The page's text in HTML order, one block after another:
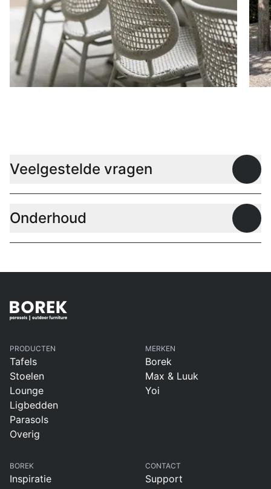
Veelgestelde vragen
Onderhoud
PRODUCTEN
Tafels
Stoelen
Lounge
Ligbedden
Parasols
Overig
MERKEN
Borek
Max & Luuk
Yoi
BOREK
Inspiratie
CONTACT
Support